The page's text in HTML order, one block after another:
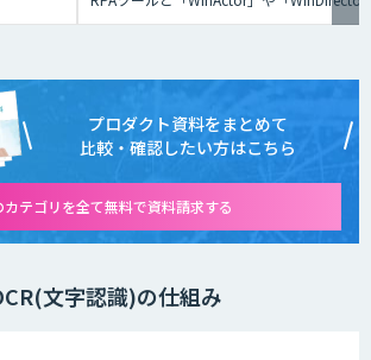
プロダクト資料をまとめて
比較・確認したい方はこちら
カテゴリを全て無料で資料請求する
文字認識)の仕組み